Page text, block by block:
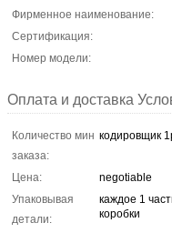
Фирменное наименование:
Сертификация:
Номер модели:
Оплата и доставка
Количество мин
заказа:
кодировщик
Цена:
negotiable
Упаковывая
детали:
каждое 1
коробки